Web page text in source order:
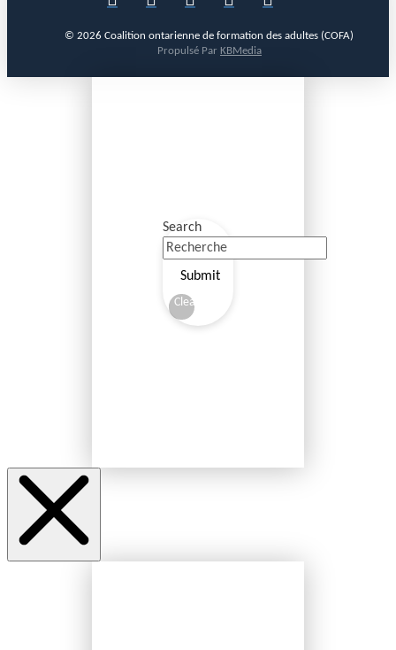
© 2026 Coalition ontarienne de formation des adultes (COFA)
Propulsé Par KBMedia
Search
Submit
Clear